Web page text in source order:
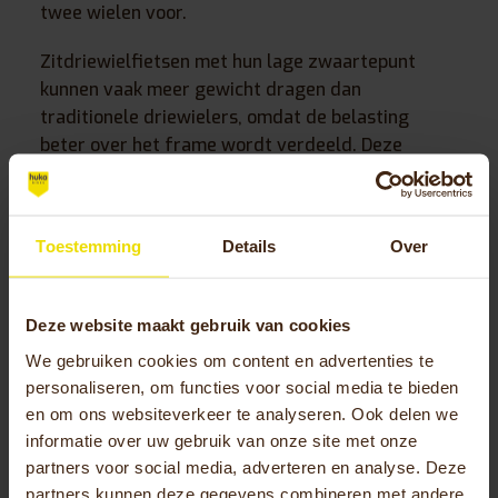
Toestemming Details Over
Deze website maakt gebruik van cookies
We gebruiken cookies om content en advertenties te
personaliseren, om functies voor social media te bieden
en om ons websiteverkeer te analyseren. Ook delen we
informatie over uw gebruik van onze site met onze
partners voor social media, adverteren en analyse. Deze
partners kunnen deze gegevens combineren met andere
twee wielen voor.
Zitdriewielfietsen met hun lage zwaartepunt
kunnen vaak meer gewicht dragen dan
traditionele driewielers, omdat de belasting
beter over het frame wordt verdeeld. Deze
modellen zijn populair bij senioren die comfort en
stabiliteit zoeken.
Wat telt allemaal mee bij de
driewielfiets?
De totale belasting omvatalle gewichten op de
fiets: uw lichaamsgewicht, kleding, bagage in
manden of tassen, accessoires zoals een
telefoonhouder en eventuele extra uitrusting